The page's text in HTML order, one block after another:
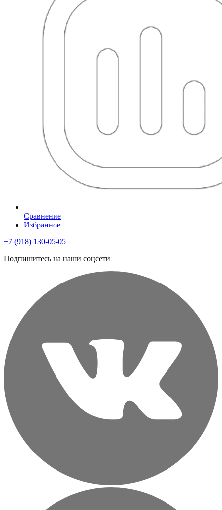
Сравнение
Избранное
+7 (918) 130-05-05
Подпишитесь на наши соцсети: